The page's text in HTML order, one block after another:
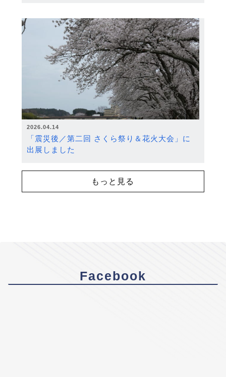
2026.04.14
「震災後／第二回 さくら祭り＆花火大会」に
出展しました
もっと見る
Facebook